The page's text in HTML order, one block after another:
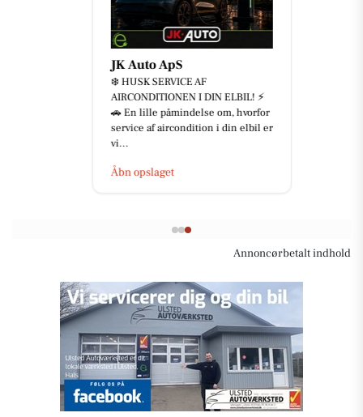
JK Auto ApS
❄️ HUSK SERVICE AF
AIRCONDITIONEN I DIN ELBIL! ⚡
🚗 En lille påmindelse om, hvorfor
service af aircondition i din elbil er
vi...
Åbn opslaget
Annoncørbetalt indhold